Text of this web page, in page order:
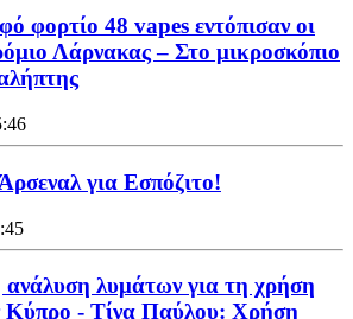
φορτίο 48 vapes εντόπισαν οι
Λάρνακας – Στο μικροσκόπιο
για Εσπόζιτο!
ανάλυση λυμάτων για τη χρήση
Κύπρο - Τίνα Παύλου: Χρήση